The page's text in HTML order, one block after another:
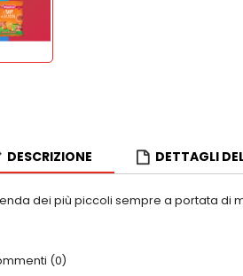
DESCRIZIONE DETTAGLI
dei più piccoli sempre a portata di
(0)